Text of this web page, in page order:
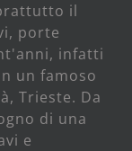
il
porte
infatti
un famoso
Trieste. Da
di una
e